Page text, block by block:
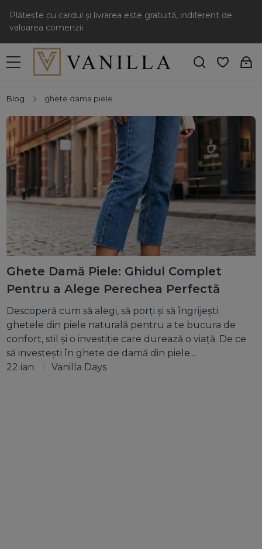
Plătește cu cardul și livrarea este gratuită, indiferent de
valoarea comenzii.
Blog ghete dama piele
Ghete Damă Piele: Ghidul Complet
Pentru a Alege Perechea Perfectă
Descoperă cum să alegi, să porți și să îngrijești
ghetele din piele naturală pentru a te bucura de
confort, stil și o investiție care durează o viață. De ce
să investești în ghete de damă din piele...
22 ian.
Vanilla Days